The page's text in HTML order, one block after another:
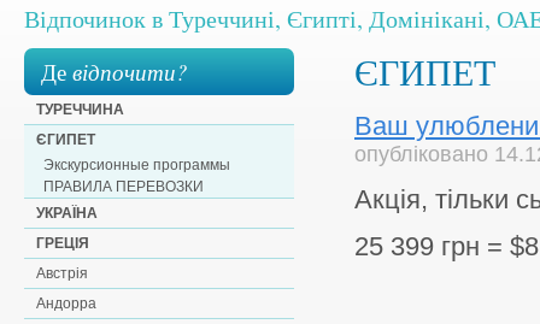
Відпочинок в Туреччині, Єгипті, Домінікані,
Девідпочити?
ТУРЕЧЧИНА
ЄГИПЕТ
Экскурсионные программы
ПРАВИЛА ПЕРЕВОЗКИ
УКРАЇНА
ГРЕЦІЯ
Австрія
Андорра
ЄГИПЕТ
Ваш
опубліковано
Акція, тільки
25 399 грн =